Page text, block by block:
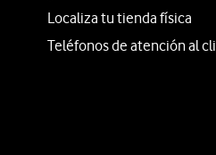
Localiza tu tienda física
Teléfonos de atención al